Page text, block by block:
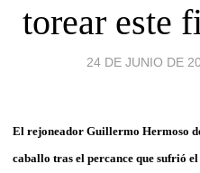
torear este
24 DE JUNIO DE
El rejoneador Guillermo Hermoso
caballo tras el percance que sufrió